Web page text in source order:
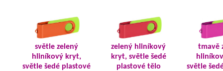
světle zelený
hliníkový kryt,
světle šedé plastové
zelený hliníkový
kryt, světle šedé
plastové tělo
tmavě
světle